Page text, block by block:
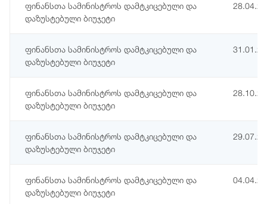
ფინანსთა სამინისტროს დამტკიცებული და
დაზუსტებული ბიუჯეტი
ფინანსთა სამინისტროს დამტკიცებული და
დაზუსტებული ბიუჯეტი
ფინანსთა სამინისტროს დამტკიცებული და
დაზუსტებული ბიუჯეტი
ფინანსთა სამინისტროს დამტკიცებული და
დაზუსტებული ბიუჯეტი
ფინანსთა სამინისტროს დამტკიცებული და
დაზუსტებული ბიუჯეტი